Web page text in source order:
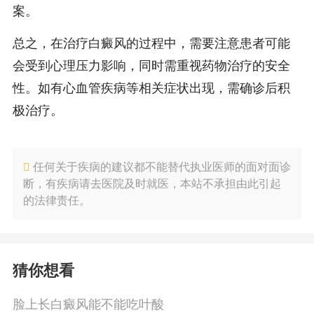
案。
总之，在治疗白癜风的过程中，需要注意患者可能
会受到心理压力影响，同时需重视药物治疗的安全
性。如有心血管疾病等相关症状出现，需确诊后积
极治疗。
任何关于疾病的建议都不能替代执业医师的面对面诊
断，有疾病请去医院及时就医，本站不承担由此引起
的法律责任。
猜你想看
脸上长白癜风能不能吃叶酸